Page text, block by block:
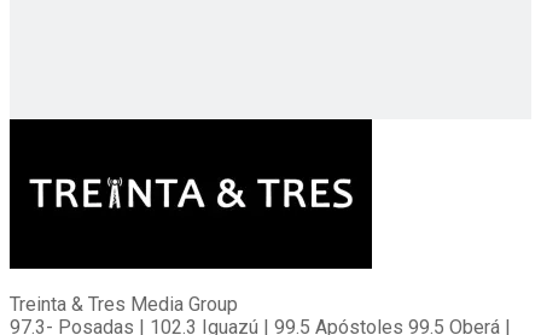
Treinta & Tres Media Group
97.3- Posadas | 102.3 Iguazú | 99.5 Apóstoles 99.5 Oberá |